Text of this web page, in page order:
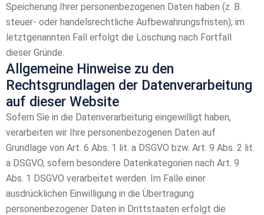
Speicherung Ihrer personenbezogenen Daten haben (z. B.
steuer- oder handelsrechtliche Aufbewahrungsfristen); im
letztgenannten Fall erfolgt die Löschung nach Fortfall
dieser Gründe.
Allgemeine Hinweise zu den
Rechtsgrundlagen der Datenverarbeitung
auf dieser Website
Sofern Sie in die Datenverarbeitung eingewilligt haben,
verarbeiten wir Ihre personenbezogenen Daten auf
Grundlage von Art. 6 Abs. 1 lit. a DSGVO bzw. Art. 9 Abs. 2 lit.
a DSGVO, sofern besondere Datenkategorien nach Art. 9
Abs. 1 DSGVO verarbeitet werden. Im Falle einer
ausdrücklichen Einwilligung in die Übertragung
personenbezogener Daten in Drittstaaten erfolgt die